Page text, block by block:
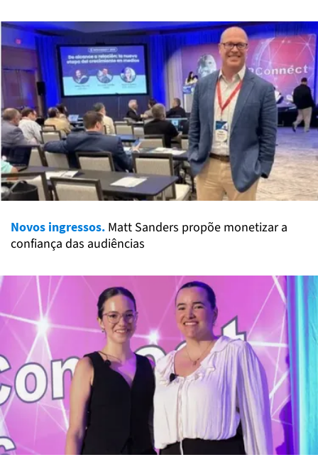
Novos ingressos. Matt Sanders propõe monetizar a
confiança das audiências